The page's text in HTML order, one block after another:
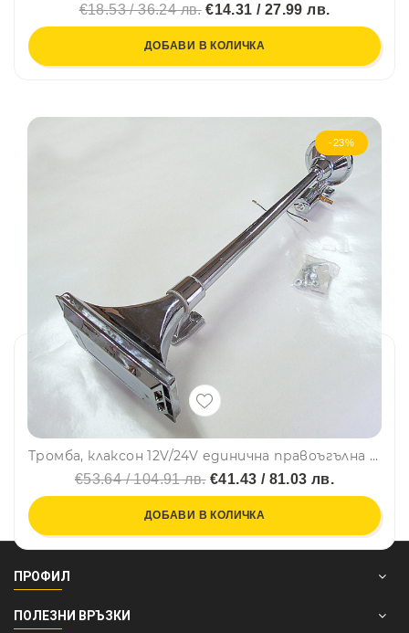
€18.53 / 36.24 лв.€14.31 / 27.99 лв.
ДОБАВИ В КОЛИЧКА
-23%
Тромба, клаксон 12V/24V единична правоъгълна камион ТИР
€53.64 / 104.91 лв.€41.43 / 81.03 лв.
ДОБАВИ В КОЛИЧКА
ПРОФИЛ
ПОЛЕЗНИ ВРЪЗКИ